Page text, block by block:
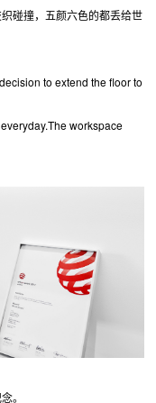
碰撞，五颜六色的都丢给世
to extend the floor to
workspace
。